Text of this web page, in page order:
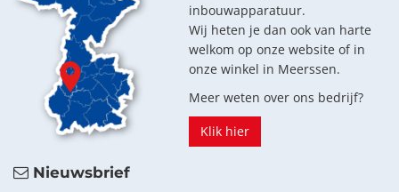
inbouwapparatuur.
Wij heten je dan ook van harte
welkom op onze website of in
onze winkel in Meerssen.
Meer weten over ons bedrijf?
Klik hier
Nieuwsbrief